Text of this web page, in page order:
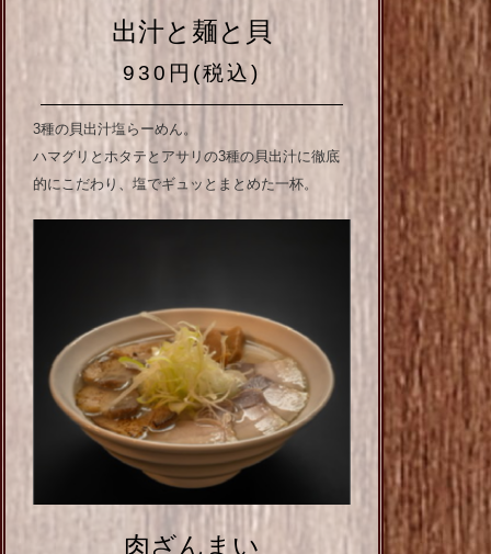
肉ざんまい
出汁と麺と貝
930円(税込)
3種の貝出汁塩らーめん。
ハマグリとホタテとアサリの3種の貝出汁に徹底
的にこだわり、塩でギュッとまとめた一杯。